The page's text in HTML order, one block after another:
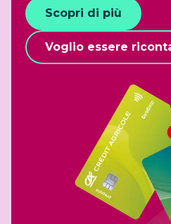
Scopri di più
Voglio essere